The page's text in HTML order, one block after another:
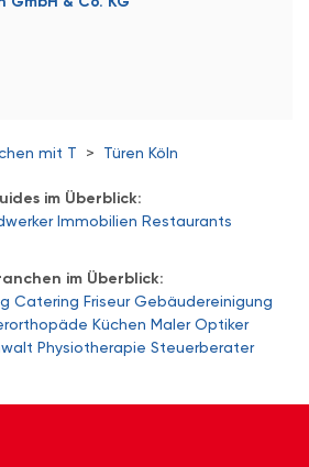
mit T > Türen Köln
im Überblick:
Immobilien Restaurants
im Überblick:
Catering Friseur Gebäudereinigung
Küchen Maler Optiker
Physiotherapie Steuerberater